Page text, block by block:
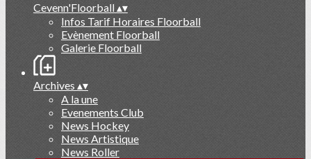
Cevenn'Floorball▴▾
Infos Tarif Horaires Floorball
Evènement Floorball
Galerie Floorball
Archives ▴▾
A la une
Evenements Club
News Hockey
News Artistique
News Roller